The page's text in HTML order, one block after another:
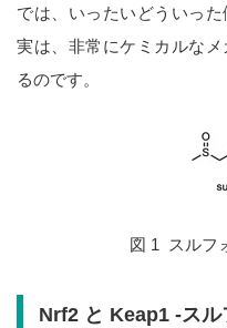
では、いったいどういっ
実は、非常にケミカルな
るのです。
図 1 スルフ
Nrf2 と Keap1 -ス